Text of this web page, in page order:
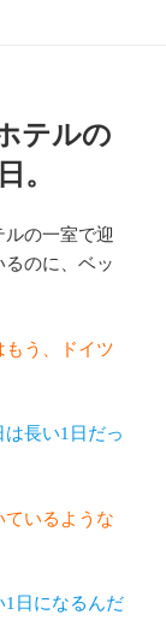
テルの
。
ルの一室で迎
のに、ベッ
もう、ドイツ
長い1日だっ
ているような
日になるんだ